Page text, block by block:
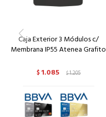
Caja Exterior 3 Módulos c/
Membrana IP55 Atenea Grafito
$1.085 $1.205